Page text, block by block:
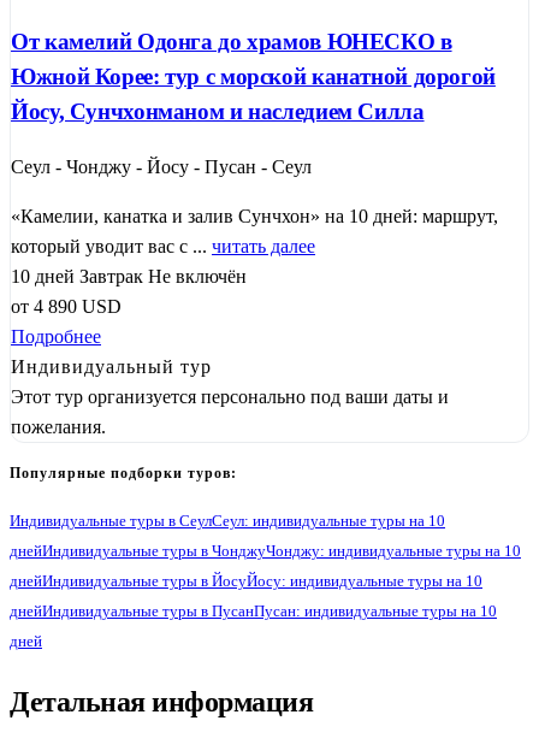
1
От камелий Одонга до храмов ЮНЕСКО в
Южной Корее: тур с морской канатной дорогой
Йосу, Сунчхонманом и наследием Силла
Сеул - Чонджу - Йосу - Пусан - Сеул
«Камелии, канатка и залив Сунчхон» на 10 дней: маршрут,
который уводит вас с ... читать далее
10 дней Завтрак Не включён
от 4 890 USD
Подробнее
Индивидуальный тур
Этот тур организуется персонально под ваши даты и
пожелания.
Популярные подборки туров:
Индивидуальные туры в СеулСеул: индивидуальные туры на 10
днейИндивидуальные туры в ЧонджуЧонджу: индивидуальные туры на 10
днейИндивидуальные туры в ЙосуЙосу: индивидуальные туры на 10
днейИндивидуальные туры в ПусанПусан: индивидуальные туры на 10
дней
Детальная информация